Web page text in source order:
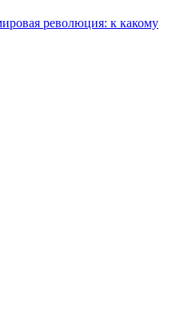
революция: к какому